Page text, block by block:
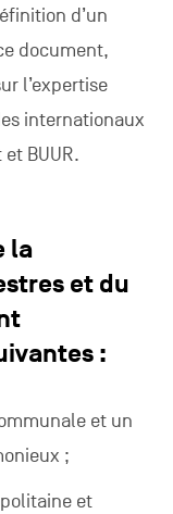
d’un
document,
l’expertise
internationaux
BUUR.
la
et du
:
et un
;
et